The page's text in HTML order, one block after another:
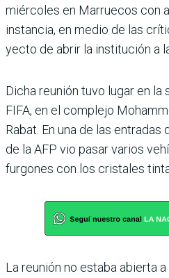
miércoles en Marruecos con
instancia, en medio de las
yecto de abrir la institución a
Dicha reunión tuvo lugar en la
FIFA, en el complejo
Rabat. En una de las
de la AFP vio pasar varios
furgones con los crista­les
La reunión no estaba abierta